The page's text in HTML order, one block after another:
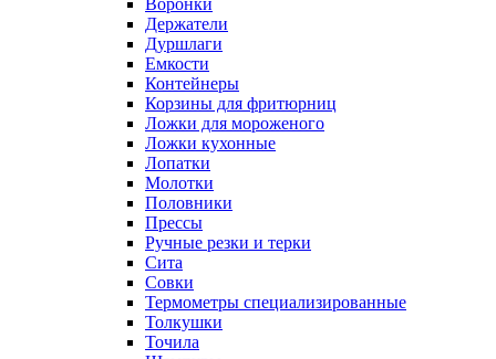
Воронки
Держатели
Дуршлаги
Емкости
Контейнеры
Корзины для фритюрниц
Ложки для мороженого
Ложки кухонные
Лопатки
Молотки
Половники
Прессы
Ручные резки и терки
Сита
Совки
Термометры специализированные
Толкушки
Точила